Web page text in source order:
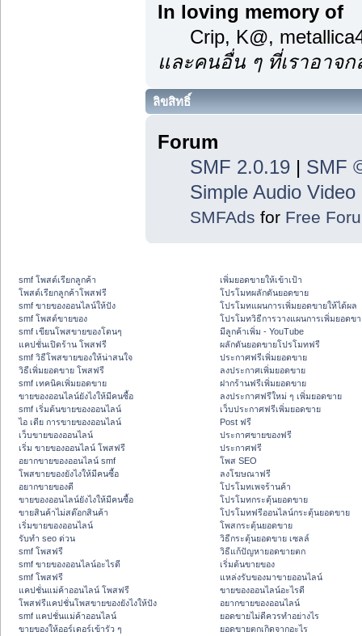
In loving memory of
Crip, K@,
และคนอื่น ๆ ที่เราอาจ
ลิขสิทธิ์
Forum
SMF 2.0.19| SMF
Simple Audio
SMFAds for Free
smf โพสต์เรียกลูกค้า
โพสต์เรียกลูกค้าโพสฟรี
smf ขายของออนไลน์ให้ปัง
smf โพสต์ขายของ
smf เขียนโพสขายของโดนๆ
แคปชั่นเปิดร้าน โพสฟรี
smf วิธีโพสขายของให้น่าสนใจ
วิธีเพิ่มยอดขาย โพสฟรี
smf เทคนิคเพิ่มยอดขาย
ขายของออนไลน์ยังไงให้มีคนซื้อ
smf เริ่มต้นขายของออนไลน์
ไอ เดีย การขายของออนไลน์
เว็บขายของออนไลน์
เริ่ม ขายของออนไลน์ โพสฟรี
อยากขายของออนไลน์ smf
โพสขายของยังไงให้มีคนซื้อ
อยากขายของดี
ขายของออนไลน์ยังไงให้มีคนซื้อ
ขายสินค้าไม่สต๊อกสินค้า
เริ่มขายของออนไลน์
รับทำ seo ด่วน
smf โพสฟรี
smf ขายของออนไลน์อะไรดี
smf โพสฟรี
แคปชั่นแม่ค้าออนไลน์ โพสฟรี
โพสฟรีแคปชั่นโพสขายของยังไงให้ปัง
smf แคปชั่นแม่ค้าออนไลน์
ขายของให้ออร์เดอร์เข้ารัว ๆ
เพิ่มยอดขายให้เข้าเป้า
โปรโมทผลักดันยอดขาย
โปรโมทแผนการเพิ่มยอดขายให้ได้ผล
โปรโมทวิธีการวางแผนการเพิ่มยอดข
มีลูกค้าเพิ่ม - YouTube
ผลักดันยอดขายโปรโมทฟรี
ประกาศฟรีเพิ่มยอดขาย
ลงประกาศเพิ่มยอดขาย
ฝากร้านฟรีเพิ่มยอดขาย
ลงประกาศฟรีใหม่ ๆ เพิ่มยอดขาย
เว็บประกาศฟรีเพิ่มยอดขาย
Post ฟรี
ประกาศขายของฟรี
ประกาศฟรี
โพส SEO
ลงโฆษณาฟรี
โปรโมทเพจร้านค้า
โปรโมทกระตุ้นยอดขาย
โปรโมทฟรีออนไลน์กระตุ้นยอดขาย
โพสกระตุ้นยอดขาย
วิธีกระตุ้นยอดขาย เซลล์
วิธีแก้ปัญหายอดขายตก
เริ่มต้นขายของ
แหล่งรับของมาขายออนไลน์
ขายของออนไลน์อะไรดี
อยากขายของออนไลน์
ยอดขายไม่ดีควรทำอย่างไร
ยอดขายตกเกิดจากอะไร